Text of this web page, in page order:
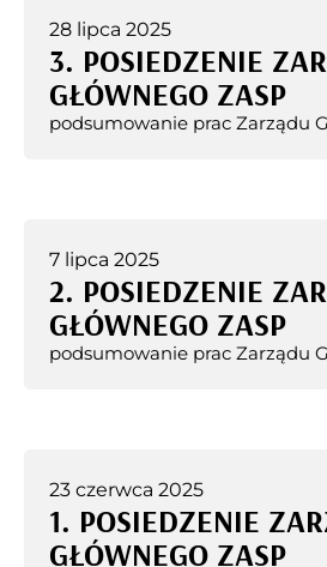
28 lipca 2025
3. POSIEDZENIE
GŁÓWNEGO ZASP
podsumowanie prac Zarządu
7 lipca 2025
2. POSIEDZENIE
GŁÓWNEGO ZASP
podsumowanie prac Zarządu
23 czerwca 2025
1. POSIEDZENIE
GŁÓWNEGO ZASP